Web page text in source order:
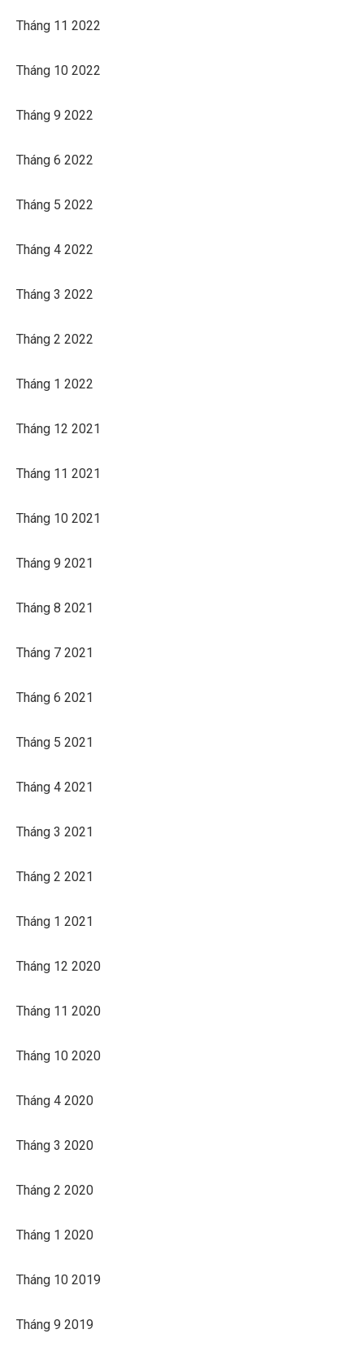
Tháng 11 2022
Tháng 10 2022
Tháng 9 2022
Tháng 6 2022
Tháng 5 2022
Tháng 4 2022
Tháng 3 2022
Tháng 2 2022
Tháng 1 2022
Tháng 12 2021
Tháng 11 2021
Tháng 10 2021
Tháng 9 2021
Tháng 8 2021
Tháng 7 2021
Tháng 6 2021
Tháng 5 2021
Tháng 4 2021
Tháng 3 2021
Tháng 2 2021
Tháng 1 2021
Tháng 12 2020
Tháng 11 2020
Tháng 10 2020
Tháng 4 2020
Tháng 3 2020
Tháng 2 2020
Tháng 1 2020
Tháng 10 2019
Tháng 9 2019